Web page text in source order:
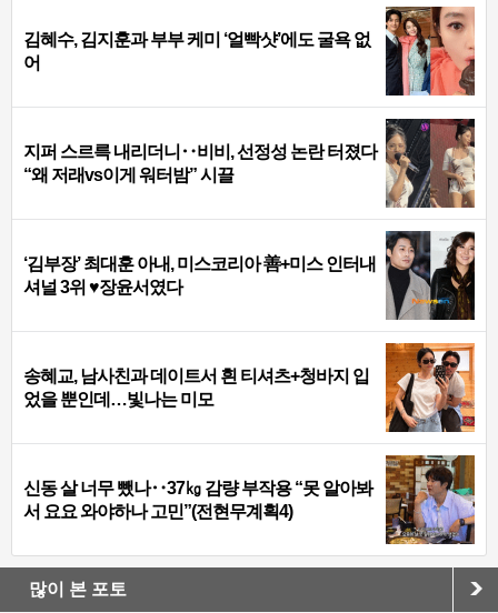
김혜수, 김지훈과 부부 케미 ‘얼빡샷’에도 굴욕 없
어
지퍼 스르륵 내리더니‥비비, 선정성 논란 터졌다
“왜 저래vs이게 워터밤” 시끌
‘김부장’ 최대훈 아내, 미스코리아 善+미스 인터내
셔널 3위 ♥장윤서였다
송혜교, 남사친과 데이트서 흰 티셔츠+청바지 입
었을 뿐인데…빛나는 미모
신동 살 너무 뺐나‥37㎏ 감량 부작용 “못 알아봐
서 요요 와야하나 고민”(전현무계획4)
많이 본 포토